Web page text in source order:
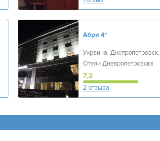
Абри 4*
Украина, Днепропетровск,
Отели Днепропетровска
7,2
2 отзыва